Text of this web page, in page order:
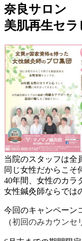
奈良サロン
美肌再生セラ
当院のスタッフは全
同じ女性だからこそ
40年間、女性のカラ
女性鍼灸師ならでは
今回のキャンペーン
（初回のみカウンセ